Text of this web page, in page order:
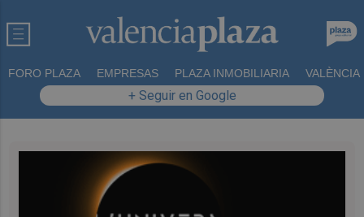
FORO PLAZA EMPRESAS PLAZA INMOBILIARIA VALÈNCIA
+ Seguir en Google